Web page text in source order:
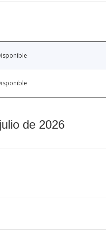
de 2026